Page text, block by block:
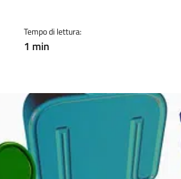
Tempo di lettura:
1 min